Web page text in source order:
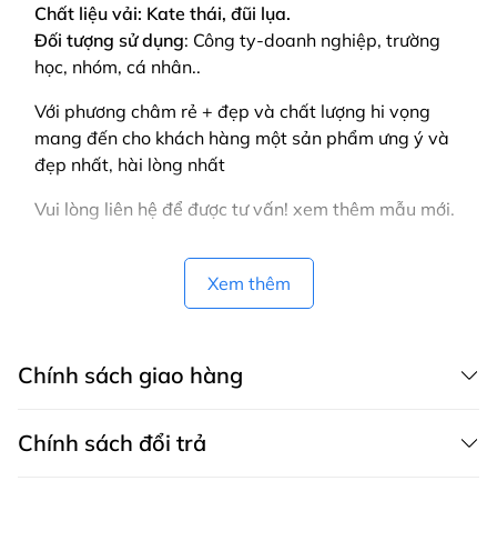
Chất liệu vải: Kate thái, đũi lụa.
Đối tượng sử dụng: Công ty-doanh nghiệp, trường
học, nhóm, cá nhân..
Với phương châm rẻ + đẹp và chất lượng hi vọng
mang đến cho khách hàng một sản phẩm ưng ý và
đẹp nhất, hài lòng nhất
Vui lòng liên hệ để được tư vấn! xem thêm mẫu mới.
Xem thêm
Chính sách giao hàng
CHÍNH SÁCH GIAO HÀNG MAY THÀNH VIỆT có dịch vụ giao hàng tận
Chính sách đổi trả